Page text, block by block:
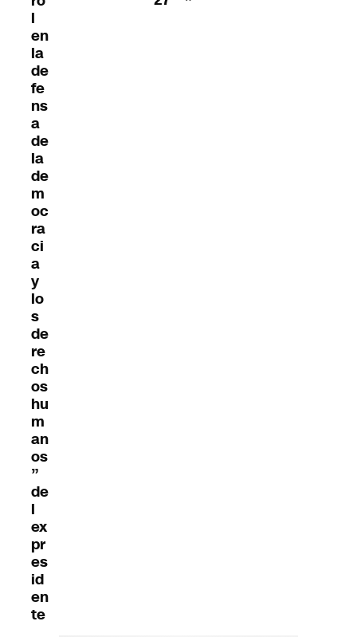
l
en
la
de
fe
ns
a
de
la
de
m
oc
ra
ci
a
y
lo
s
de
re
ch
os
hu
m
an
os
”
de
l
ex
pr
es
id
en
te